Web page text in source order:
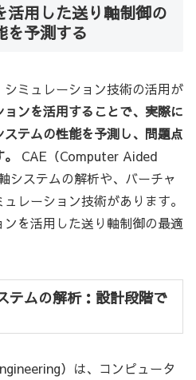
活用した送り軸制御の
を予測する
ミュレーション技術の活用が
ョンを活用することで、実際に
テムの性能を予測し、問題点
CAE（Computer Aided
システムの解析や、バーチャ
レーション技術があります。
を活用した送り軸制御の最適
テムの解析：設計段階で
）は、コンピュータ